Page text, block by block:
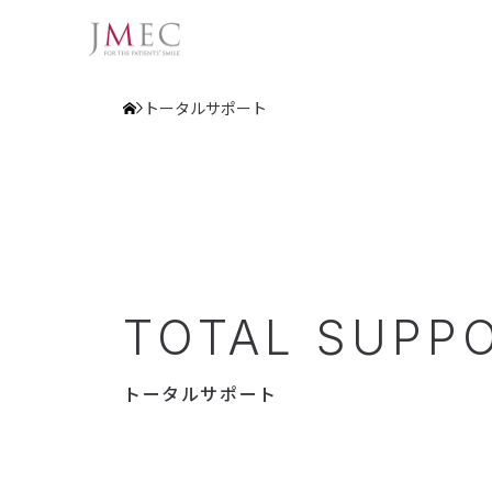
トータルサポート
TOTAL
トータルサポート